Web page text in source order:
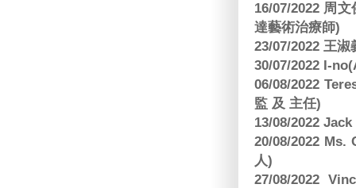
16/07/2022 周
達藝術治療師)
23/07/2022 王
30/07/2022 I-
06/08/2022
監 及 主任)
13/08/2022
20/08/2022
人)
27/08/2022